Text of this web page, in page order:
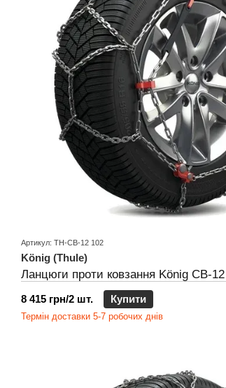
Артикул: TH-CB-12 102
König (Thule)
Ланцюги проти ковзання König CB-
8 415 грн/2 шт. Купити
Термін доставки 5-7 робочих днів